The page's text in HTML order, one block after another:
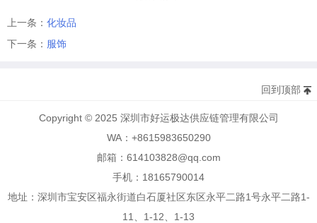
上一条： 化妆品
下一条： 服饰
回到顶部
Copyright © 2025 深圳市好运极达供应链管理有限公司
WA：+8615983650290
邮箱：614103828@qq.com
手机：18165790014
地址：深圳市宝安区福永街道白石厦社区东区永平二路1号永平二路1-
11、1-12、1-13